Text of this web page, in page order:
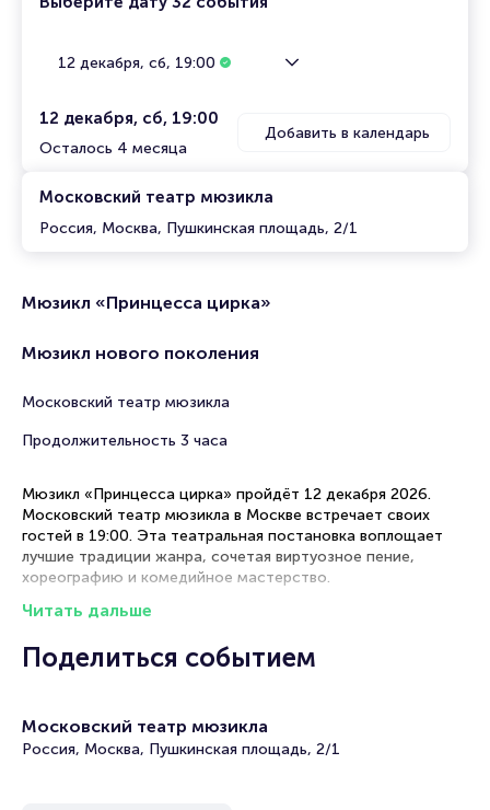
12 декабря, сб, 19:00
12 декабря, сб, 19:00
Осталось 4 месяца
Добавить в календарь
Московский театр мюзикла
Россия, Москва, Пушкинская площадь, 2/1
Мюзикл «Принцесса цирка»
Мюзикл нового поколения
Московский театр мюзикла
Продолжительность 3 часа
Мюзикл «Принцесса цирка» пройдёт 12 декабря 2026.
Московский театр мюзикла в Москве встречает своих
гостей в 19:00. Эта театральная постановка воплощает
лучшие традиции жанра, сочетая виртуозное пение,
хореографию и комедийное мастерство.
Рекомендуем прибыть за 25-30 минут до начала, чтобы
на волну музыкального праздника, пронизанного духом
Рекомендации по выбору мест в зале
Читать дальше
Поделиться событием
Московский театр мюзикла
Россия, Москва, Пушкинская площадь, 2/1